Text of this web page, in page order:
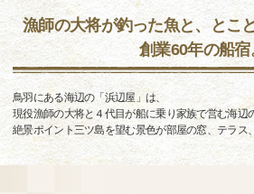
漁師の大将が釣った魚と、とこ
創業60年の船宿
鳥羽にある海辺の「浜辺屋」は、
現役漁師の大将と４代目が船に乗り家族で営む海辺
絶景ポイント三ツ島を望む景色が部屋の窓、テラス